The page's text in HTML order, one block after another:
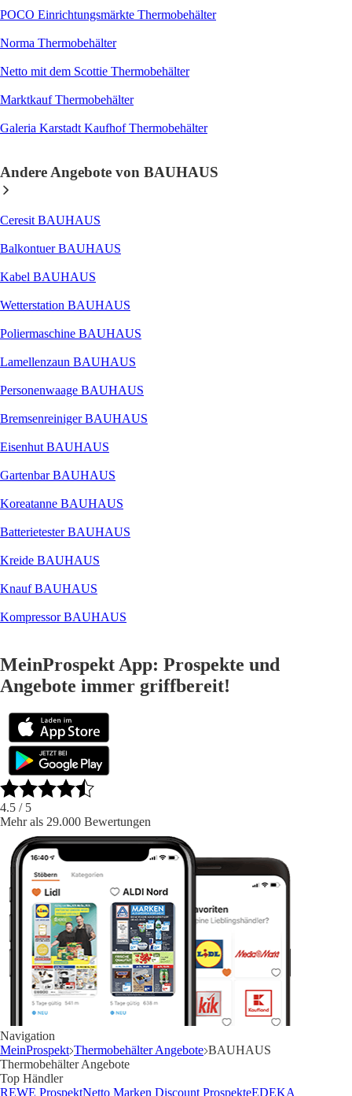
POCO Einrichtungsmärkte Thermobehälter
Norma Thermobehälter
Netto mit dem Scottie Thermobehälter
Marktkauf Thermobehälter
Galeria Karstadt Kaufhof Thermobehälter
Andere Angebote von BAUHAUS
Ceresit BAUHAUS
Balkontuer BAUHAUS
Kabel BAUHAUS
Wetterstation BAUHAUS
Poliermaschine BAUHAUS
Lamellenzaun BAUHAUS
Personenwaage BAUHAUS
Bremsenreiniger BAUHAUS
Eisenhut BAUHAUS
Gartenbar BAUHAUS
Koreatanne BAUHAUS
Batterietester BAUHAUS
Kreide BAUHAUS
Knauf BAUHAUS
Kompressor BAUHAUS
MeinProspekt App: Prospekte und
Angebote immer griffbereit!
4.5 / 5
Mehr als 29.000 Bewertungen
Navigation
MeinProspekt Thermobehälter Angebote BAUHAUS
Thermobehälter Angebote
Top Händler
REWE ProspektNetto Marken Discount ProspekteEDEKA